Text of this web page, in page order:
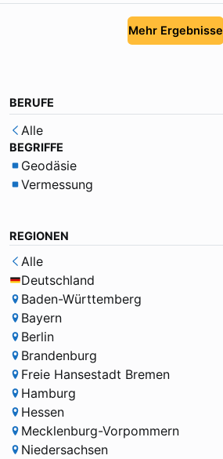
Mehr Ergebnisse
BERUFE
Alle
BEGRIFFE
Geodäsie
Vermessung
REGIONEN
Alle
Deutschland
Baden-Württemberg
Bayern
Berlin
Brandenburg
Freie Hansestadt Bremen
Hamburg
Hessen
Mecklenburg-Vorpommern
Niedersachsen